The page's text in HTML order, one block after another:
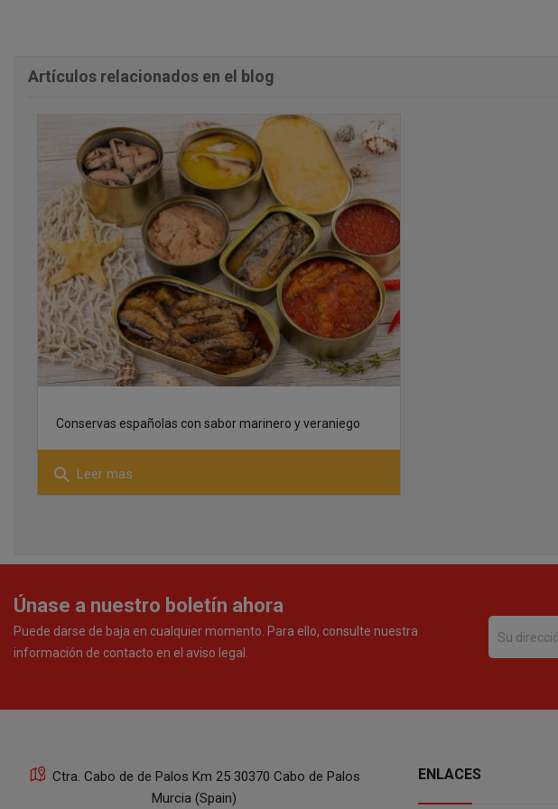
Artículos relacionados en el blog
Conservas españolas con sabor marinero y veraniego
search Leer mas
Únase a nuestro boletín ahora
Puede darse de baja en cualquier momento. Para ello, consulte nuestra
información de contacto en el aviso legal.
Ctra. Cabo de de Palos Km 25 30370 Cabo de Palos
Murcia (Spain)
ENLACES